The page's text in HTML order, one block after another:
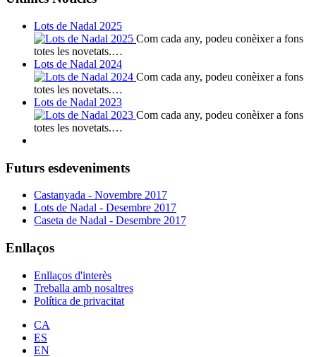
Lots de Nadal 2025
Com cada any, podeu conèixer a fons
totes les novetats.…
Lots de Nadal 2024
Com cada any, podeu conèixer a fons
totes les novetats.…
Lots de Nadal 2023
Com cada any, podeu conèixer a fons
totes les novetats.…
Futurs esdeveniments
Castanyada - Novembre 2017
Lots de Nadal - Desembre 2017
Caseta de Nadal - Desembre 2017
Enllaços
Enllaços d'interès
Treballa amb nosaltres
Política de privacitat
CA
ES
EN